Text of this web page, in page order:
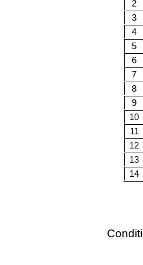
2
3
4
5
6
7
8
9
10
11
12
13
14